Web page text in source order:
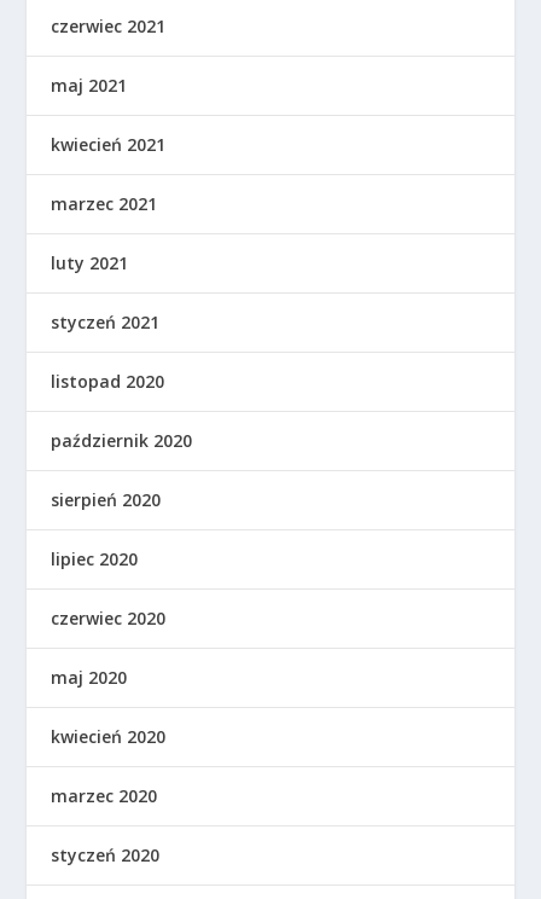
czerwiec 2021
maj 2021
kwiecień 2021
marzec 2021
luty 2021
styczeń 2021
listopad 2020
październik 2020
sierpień 2020
lipiec 2020
czerwiec 2020
maj 2020
kwiecień 2020
marzec 2020
styczeń 2020